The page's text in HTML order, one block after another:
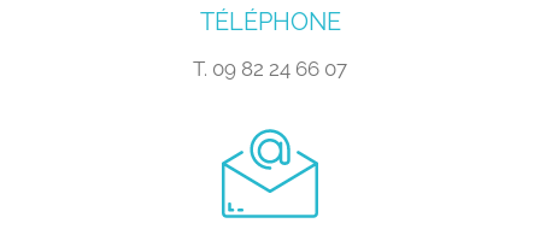
TÉLÉPHONE
T. 09 82 24 66 07